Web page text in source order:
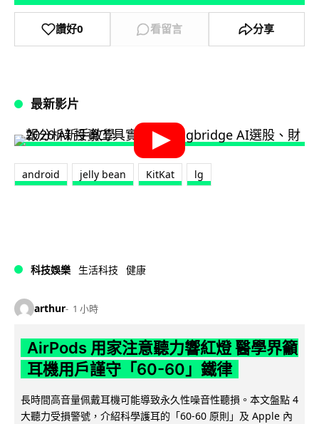
讚好0 看留言 分享
最新影片
android jelly bean KitKat lg
科技娛樂 生活科技 健康
arthur 1 小時
AirPods 用家注意聽力響紅燈 醫學界籲
耳機用戶謹守「60-60」鐵律
長時間高音量佩戴耳機可能導致永久性噪音性聽損。本文盤點 4
大聽力受損警號，介紹科學護耳的「60-60 原則」及 Apple 內